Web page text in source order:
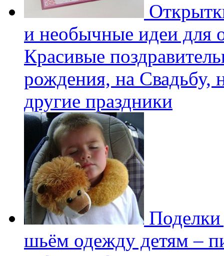
и необычные идеи для
Красивые
рождения, на
другие праздники
шьём одежду детям –